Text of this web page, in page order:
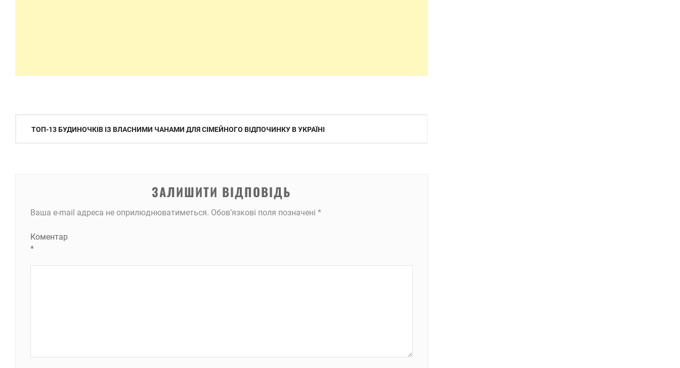
Навігація
ТОП-13 БУДИНОЧКІВ ІЗ ВЛАСНИМИ ЧАНАМИ ДЛЯ СІМЕЙНОГО ВІДПОЧИНКУ В УКРАЇНІ
ЗАЛИШИТИ ВІДПОВІДЬ
Ваша e-mail адреса не оприлюднюватиметься. Обов’язкові поля позначені *
Коментар
*